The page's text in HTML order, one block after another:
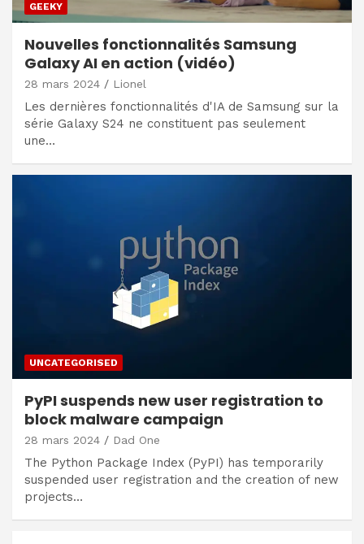
GEEKY
Nouvelles fonctionnalités Samsung
Galaxy AI en action (vidéo)
28 mars 2024 Lionel
Les dernières fonctionnalités d'IA de Samsung sur la
série Galaxy S24 ne constituent pas seulement
une…
UNCATEGORISED
PyPI suspends new user registration to
block malware campaign
28 mars 2024 Dad One
The Python Package Index (PyPI) has temporarily
suspended user registration and the creation of new
projects…